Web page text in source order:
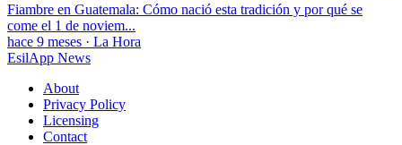
Fiambre en Guatemala: Cómo nació esta tradición y por qué se
come el 1 de noviem...
hace 9 meses · La Hora
EsilApp News
About
Privacy Policy
Licensing
Contact